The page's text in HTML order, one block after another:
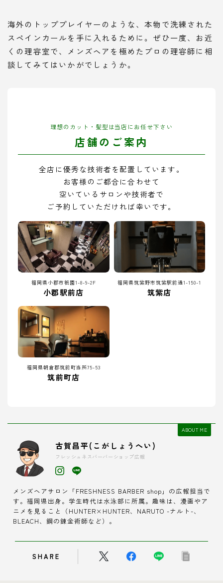
海外のトッププレイヤーのような、本物で洗練された
スペインカールを手に入れるために。ぜひ一度、お近
くの理容室で、メンズヘアを極めたプロの理容師に相
談してみてはいかがでしょうか。
理想のカット・髪型は当店にお任せ下さい
店舗のご案内
全店に優秀な技術者を配置しています。
お客様のご都合に合わせて
空いているサロンや技術者で
ご予約していただければ幸いです。
福岡県小郡市祇園1-8-9-2F
小郡駅前店
福岡県筑紫野市筑紫駅前通1-150-1
筑紫店
福岡県朝倉郡筑前町当所75-53
筑前町店
ABOUT ME
古賀昌平(こがしょうへい)
フレッシュネスバーバーショップ広報
メンズヘアサロン「FRESHNESS BARBER shop」の広報担当で
す。福岡県出身。学生時代は水泳部に所属。趣味は、漫画やア
ニメを見ること（HUNTER×HUNTER、NARUTO -ナルト-、
BLEACH、鋼の錬金術師など）。
SHARE